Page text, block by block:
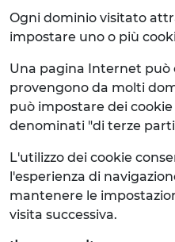
Ogni dominio visitato
impostare uno o più
Una pagina Internet
provengono da molti
può impostare dei
denominati "di terze
L'utilizzo dei cookie
l'esperienza di
mantenere le
visita successiva.